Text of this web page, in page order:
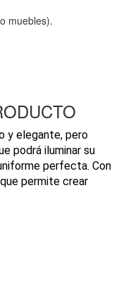
muebles).
y elegante, pero
podrá iluminar su
perfecta. Con
permite crear